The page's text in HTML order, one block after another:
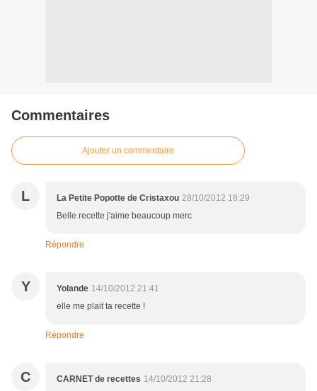
Commentaires
Ajouter un commentaire
L La Petite Popotte de Cristaxou 28/10/2012 18:29
Belle recette j'aime beaucoup merc
Répondre
Y Yolande 14/10/2012 21:41
elle me plait ta recette !
Répondre
C CARNET de recettes 14/10/2012 21:28